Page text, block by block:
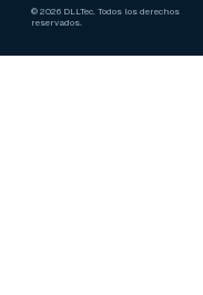
© 2026 DLLTec. Todos los derechos
reservados.